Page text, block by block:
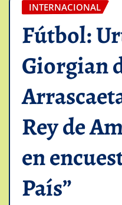
INTERNACIONAL
Fútbol:
Giorgian
Rey de
en
País”